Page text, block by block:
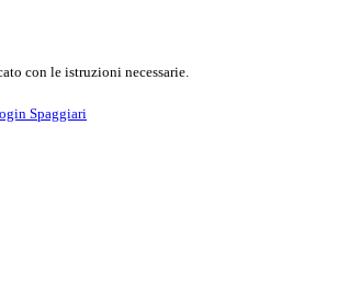
con le istruzioni necessarie.
Spaggiari